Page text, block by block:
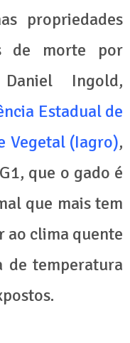
propriedades
de morte por
Ingold,
Estadual de
Vegetal (Iagro),
que o gado é
que mais tem
ao clima quente
de temperatura